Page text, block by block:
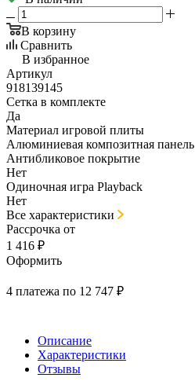
В корзину
Сравнить
В избранное
Артикул
918139145
Сетка в комплекте
Да
Материал игровой плиты
Алюминиевая композитная панель
Антибликовое покрытие
Нет
Одиночная игра Playback
Нет
Все характеристики
Рассрочка от
1 416 ₽
Оформить
4 платежа по 12 747 ₽
Описание
Характеристики
Отзывы